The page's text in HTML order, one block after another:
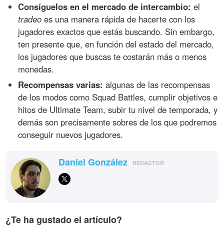
Consíguelos en el mercado de intercambio: el
tradeo es una manera rápida de hacerte con los
jugadores exactos que estás buscando. Sin embargo,
ten presente que, en función del estado del mercado,
los jugadores que buscas te costarán más o menos
monedas.
Recompensas varias: algunas de las recompensas
de los modos como Squad Battles, cumplir objetivos e
hitos de Ultimate Team, subir tu nivel de temporada, y
demás son precisamente sobres de los que podremos
conseguir nuevos jugadores.
Daniel González REDACTOR
¿Te ha gustado el artículo?